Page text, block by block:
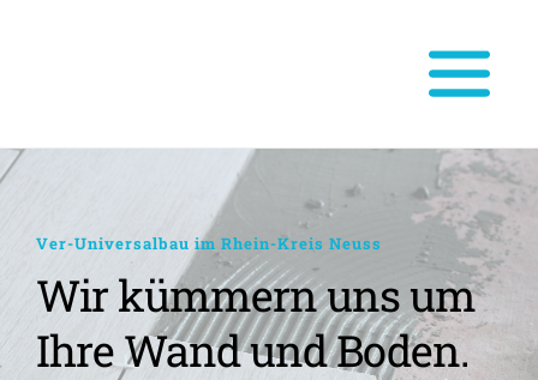
Ver-Universalbau im Rhein-Kreis Neuss
Wir kümmern uns um
Ihre Wand und Boden.